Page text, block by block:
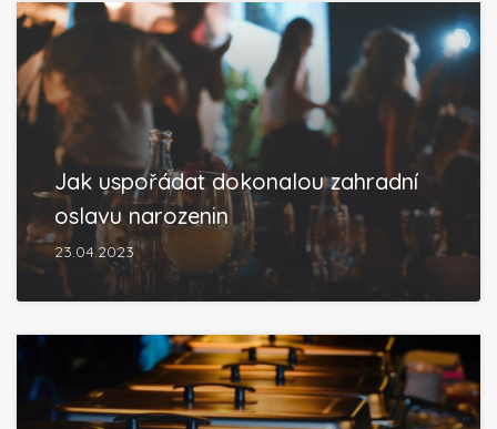
Jak uspořádat dokonalou zahradní
oslavu narozenin
23.04.2023